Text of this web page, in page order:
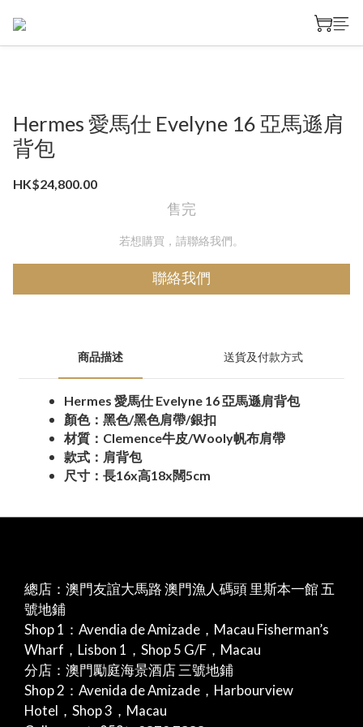
Hermes 愛馬仕 Evelyne 16 亞馬遜肩
背包
HK$24,800.00
售完
若想購買，請聯絡我們。
聯絡我們
商品描述 送貨及付款方式
Hermes 愛馬仕 Evelyne 16 亞馬遜肩背包
顏色：黑色/黑色肩帶/銀扣
材質：Clemence牛皮/Wooly帆布肩帶
款式：肩背包
尺寸：長16x高18x闊5cm
總店：澳門友誼大馬路 澳門漁人碼頭 里斯本一館 五
號地鋪
Shop 1：Avendia de Amizade，Macau Fisherman’s
Wharf，Lisbon 1，Shop 5 G/F，Macau
分店：澳門勵庭海景酒店 三號地鋪
Shop 2：Avenida de Amizade，Harbourview
Hotel，Shop 3，Macau